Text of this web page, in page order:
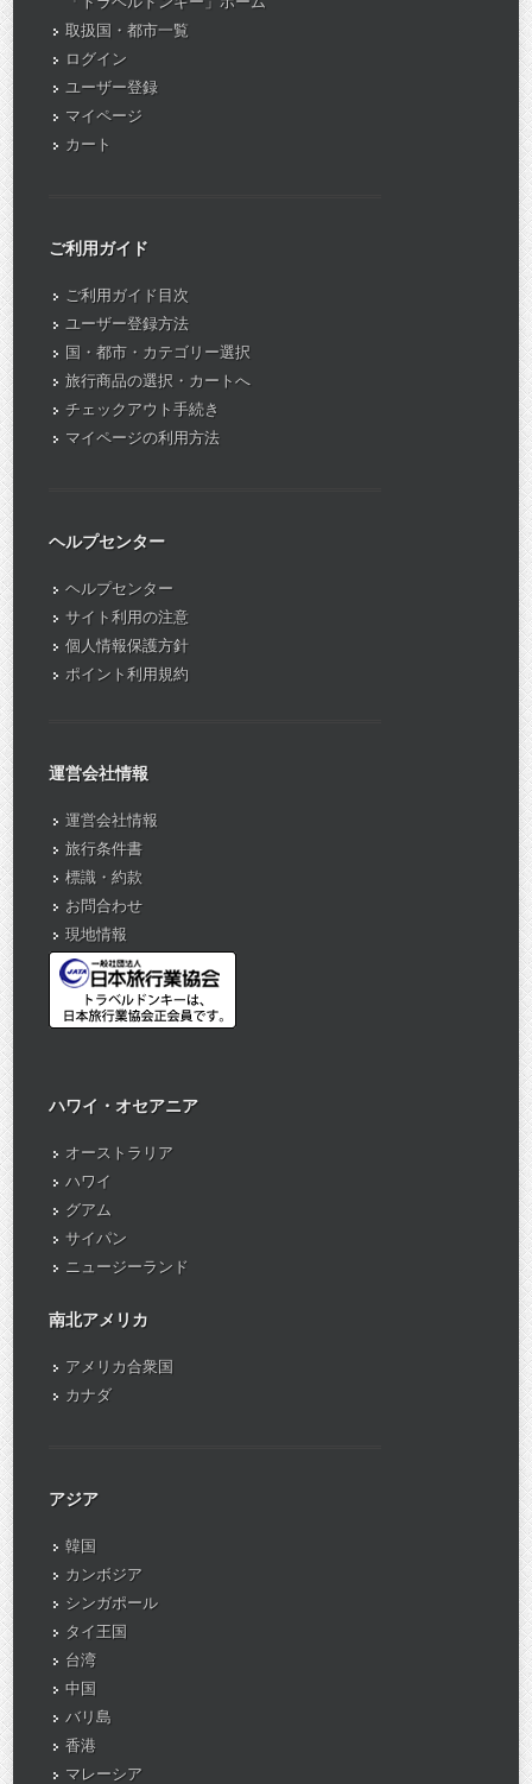
取扱国・都市一覧
ログイン
ユーザー登録
マイページ
カート
ご利用ガイド
ご利用ガイド目次
ユーザー登録方法
国・都市・カテゴリー選択
旅行商品の選択・カートへ
チェックアウト手続き
マイページの利用方法
ヘルプセンター
ヘルプセンター
サイト利用の注意
個人情報保護方針
ポイント利用規約
運営会社情報
運営会社情報
旅行条件書
標識・約款
お問合わせ
現地情報
ハワイ・オセアニア
オーストラリア
ハワイ
グアム
サイパン
ニュージーランド
南北アメリカ
アメリカ合衆国
カナダ
アジア
韓国
カンボジア
シンガポール
タイ王国
台湾
中国
バリ島
香港
マレーシア